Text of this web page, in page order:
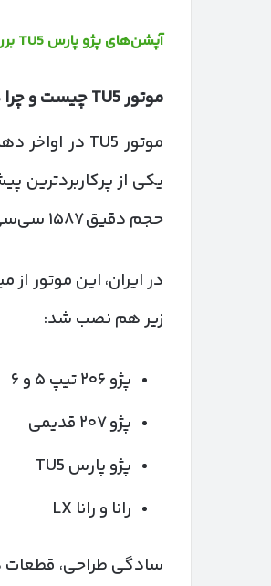
آپشن‌های پژو پارس TU5 بررسی نسخه‌های معمولی تا سفارشی ELX
موتور
چیست و چرا
حجم دقیق ۱۵۸۷ سی‌سی، توان
زیر هم نصب شد:
پژو ۲۰۶ تیپ ۵ و ۶
پژو ۲۰۷ قدیمی
پژو پارس TU5
رانا و رانا LX